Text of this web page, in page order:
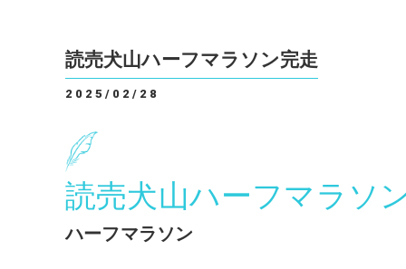
読売犬山ハーフマラソン完走
2025/02/28
ハーフマラソン
読売犬山ハーフマラソ